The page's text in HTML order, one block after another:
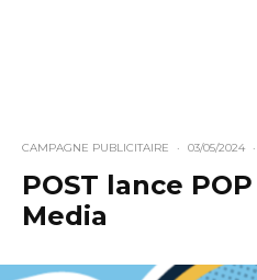
CAMPAGNE PUBLICITAIRE · 03/05/2024 ·
POST lance
Media